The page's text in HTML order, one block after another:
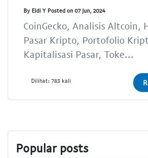
By Eldi Y Posted on 07 Jun, 2024
CoinGecko, Analisis Altcoin,
Pasar Kripto, Portofolio
Kapitalisasi Pasar, Toke...
Dilihat: 783 kali
Popular posts